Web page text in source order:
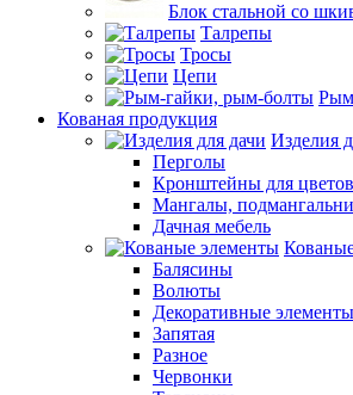
Блок стальной со
Талрепы
Тросы
Цепи
Кованая продукция
Изделия
Перголы
Кронштейны для цветов
Мангалы,
Дачная мебель
Балясины
Волюты
Декоративные элементы
Запятая
Разное
Червонки